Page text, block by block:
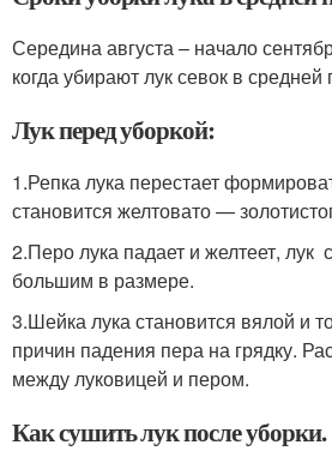
Середина августа – начало
когда убирают лук севок в средней
Лук перед уборкой:
1.Репка лука перестает
становится желтовато —
2.Перо лука падает и желтеет, лук
большим в размере.
3.Шейка лука становится вялой и
причин падения пера на грядку.
между луковицей и пером.
Как сушить лук после уборки.